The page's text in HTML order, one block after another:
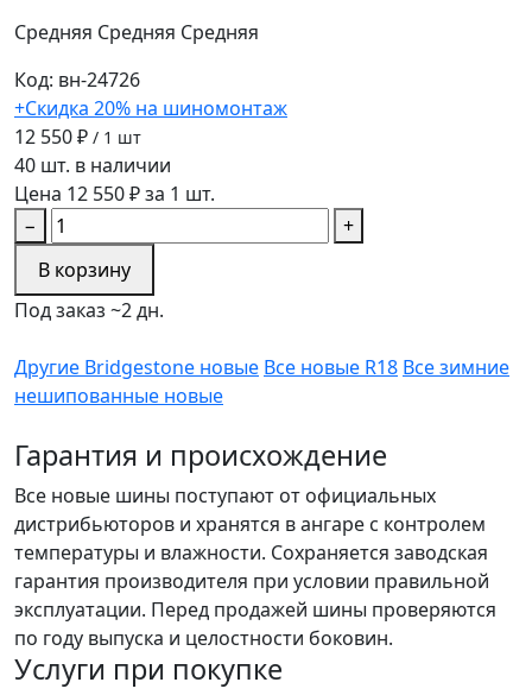
Средняя Средняя Средняя
Код: вн-24726
+Скидка 20% на шиномонтаж
12 550 ₽ / 1 шт
40 шт. в наличии
Цена 12 550 ₽ за 1 шт.
−
+
В корзину
Под заказ ~2 дн.
Другие Bridgestone новые Все новые R18 Все зимние
нешипованные новые
Гарантия и происхождение
Все новые шины поступают от официальных
дистрибьюторов и хранятся в ангаре с контролем
температуры и влажности. Сохраняется заводская
гарантия производителя при условии правильной
эксплуатации. Перед продажей шины проверяются
по году выпуска и целостности боковин.
Услуги при покупке